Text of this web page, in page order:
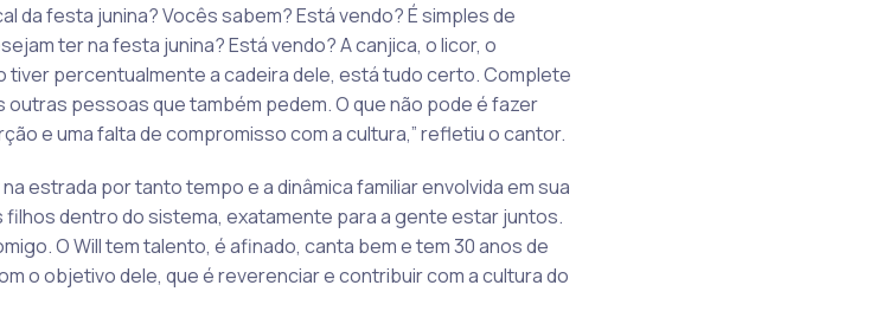
da festa junina? Vocês sabem? Está vendo? É simples de
ter na festa junina? Está vendo? A canjica, o licor, o
tiver percentualmente a cadeira dele, está tudo certo. Complete
pessoas que também pedem. O que não pode é fazer
e uma falta de compromisso com a cultura,” refletiu o cantor.
estrada por tanto tempo e a dinâmica familiar envolvida em sua
filhos dentro do sistema, exatamente para a gente estar juntos.
O Will tem talento, é afinado, canta bem e tem 30 anos de
o objetivo dele, que é reverenciar e contribuir com a cultura do